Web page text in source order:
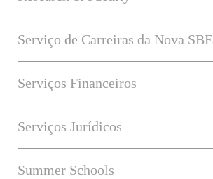
Serviço de Carreiras da Nova SBE
Serviços Financeiros
Serviços Jurídicos
Summer Schools